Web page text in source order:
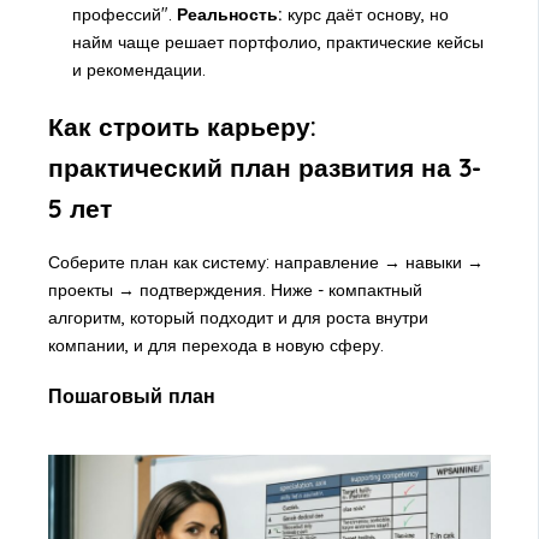
профессий". Реальность: курс даёт основу, но
найм чаще решает портфолио, практические кейсы
и рекомендации.
Как строить карьеру:
практический план развития на 3-
5 лет
Соберите план как систему: направление → навыки →
проекты → подтверждения. Ниже - компактный
алгоритм, который подходит и для роста внутри
компании, и для перехода в новую сферу.
Пошаговый план